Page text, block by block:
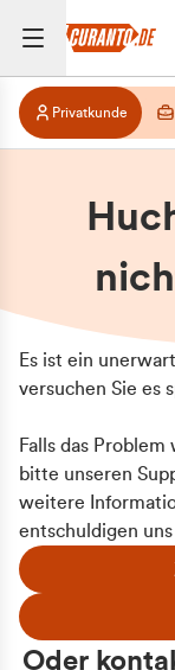
Privatkunde
Es ist ein
versuchen Sie es
Falls das
bitte unseren
weitere
entschuldigen
Oder